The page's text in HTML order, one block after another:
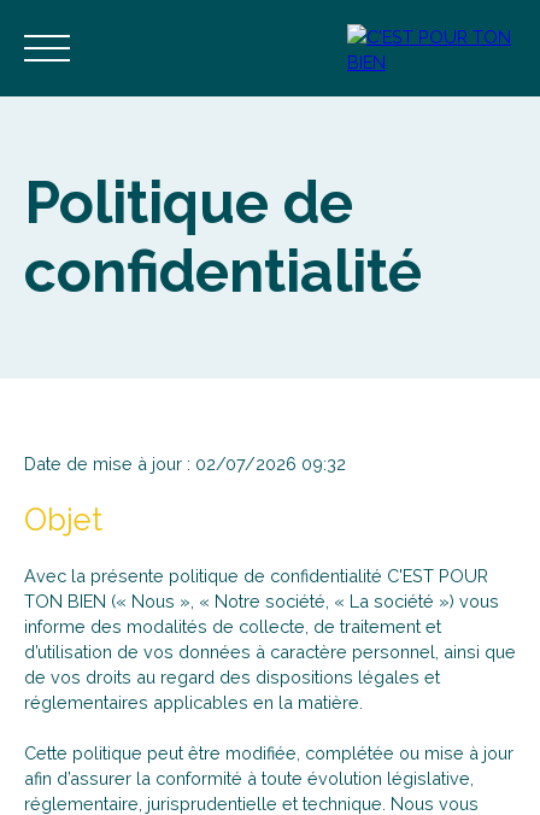
Accueil Acheter Vendre Estimer Blog
Politique de
confidentialité
Date de mise à jour : 02/07/2026 09:32
Objet
Avec la présente politique de confidentialité C'EST POUR
TON BIEN (« Nous », « Notre société, « La société ») vous
informe des modalités de collecte, de traitement et
d’utilisation de vos données à caractère personnel, ainsi que
de vos droits au regard des dispositions légales et
réglementaires applicables en la matière.
Cette politique peut être modifiée, complétée ou mise à jour
afin d’assurer la conformité à toute évolution législative,
réglementaire, jurisprudentielle et technique. Nous vous